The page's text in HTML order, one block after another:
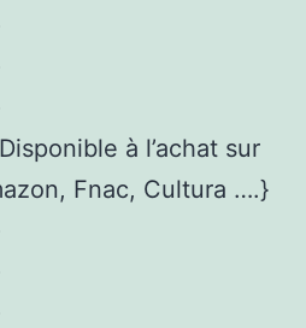
à l’achat sur
Fnac, Cultura ….}